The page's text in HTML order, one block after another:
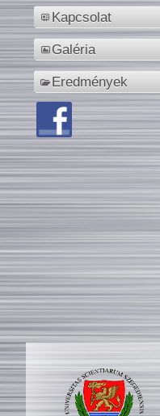
Kapcsolat
Galéria
Eredmények